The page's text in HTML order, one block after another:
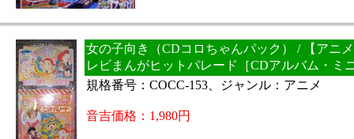
女の子向き（CDコロちゃんパック） / 【アニ
レビまんがヒットパレード［CDアルバム・ミ
規格番号：COCC-153、ジャンル：アニメ
音吉価格：1,980円